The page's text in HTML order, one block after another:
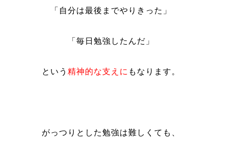
「自分は最後までやりきった」
「毎日勉強したんだ」
という精神的な支えに もなります。
がっつりとした勉強は難しくても、